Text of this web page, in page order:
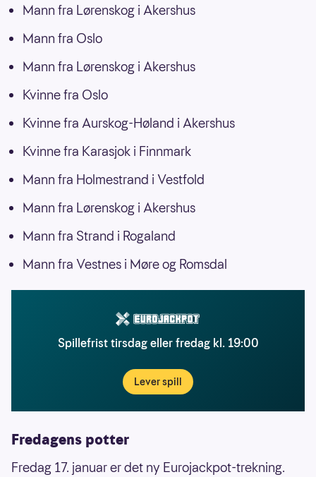
Mann fra Lørenskog i Akershus
Mann fra Oslo
Mann fra Lørenskog i Akershus
Kvinne fra Oslo
Kvinne fra Aurskog-Høland i Akershus
Kvinne fra Karasjok i Finnmark
Mann fra Holmestrand i Vestfold
Mann fra Lørenskog i Akershus
Mann fra Strand i Rogaland
Mann fra Vestnes i Møre og Romsdal
Spillefrist tirsdag eller fredag kl. 19:00
Lever spill
Fredagens potter
Fredag 17. januar er det ny Eurojackpot-trekning.